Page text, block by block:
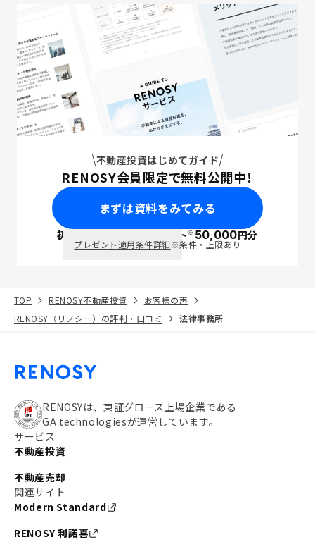
不動産投資はじめてガイド
RENOSY会員限定で無料公開中！
まずは資料をみてみる
初回面談で ポイント※50,000円分
プレゼント適用条件詳細※条件・上限あり
TOP RENOSY不動産投資
お客様の声
RENOSY（リノシー）の評判・口コミ
法律事務所
RENOSYは、東証グロース上場企業である
GA technologiesが運営しています。
サービス
不動産投資
不動産売却
関連サイト
Modern Standard
RENOSY 利諾喜